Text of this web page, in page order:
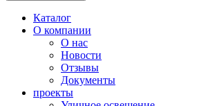
Каталог
О компании
О нас
Новости
Отзывы
Документы
проекты